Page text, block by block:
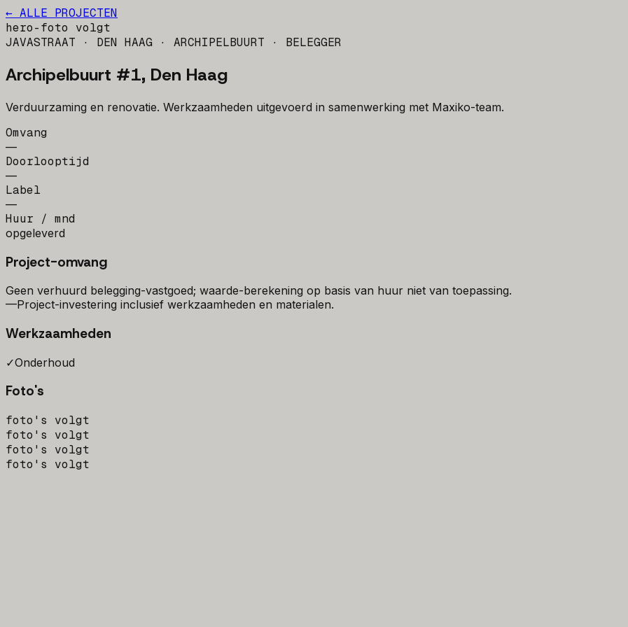
← ALLE PROJECTEN
hero-foto volgt
JAVASTRAAT · DEN HAAG · ARCHIPELBUURT · BELEGGER
Archipelbuurt #1, Den Haag
Verduurzaming en renovatie. Werkzaamheden uitgevoerd in samenwerking met Maxiko-team.
Omvang
—
Doorlooptijd
—
Label
—
Huur / mnd
opgeleverd
Project-omvang
Geen verhuurd belegging-vastgoed; waarde-berekening op basis van huur niet van toepassing.
—Project-investering inclusief werkzaamheden en materialen.
Werkzaamheden
✓Onderhoud
Foto's
foto's volgt
foto's volgt
foto's volgt
foto's volgt